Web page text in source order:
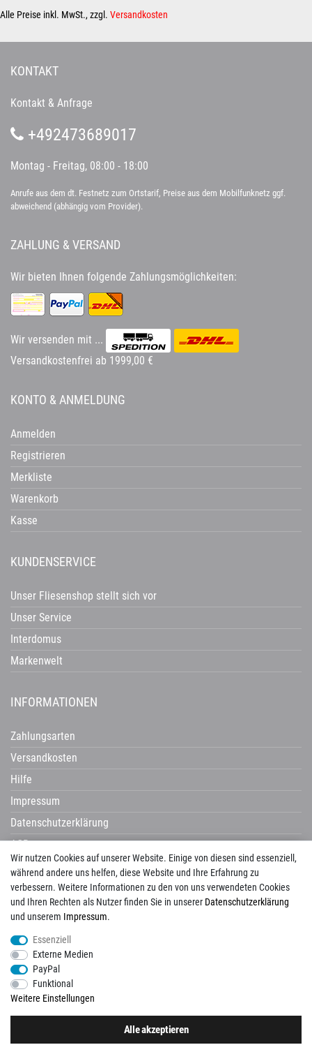
Alle Preise inkl. MwSt., zzgl. Versandkosten
Wir nutzen Cookies auf unserer Website. Einige von diesen sind essenziell,
während andere uns helfen, diese Website und Ihre Erfahrung zu
verbessern. Weitere Informationen zu den von uns verwendeten Cookies
und Ihren Rechten als Nutzer finden Sie in unserer Daten­schutz­erklärung
und unserem Impressum.
Essenziell
Externe Medien
PayPal
Funktional
Weitere Einstellungen
Alle akzeptieren
KONTAKT
Kontakt & Anfrage
+492473689017
Montag - Freitag, 08:00 - 18:00
Anrufe aus dem dt. Festnetz zum Ortstarif, Preise aus dem Mobilfunknetz ggf.
abweichend (abhängig vom Provider).
ZAHLUNG & VERSAND
Wir bieten Ihnen folgende Zahlungsmöglichkeiten:
Wir versenden mit ...
Versandkostenfrei ab 1999,00 €
KONTO & ANMELDUNG
Anmelden
Registrieren
Merkliste
Warenkorb
Kasse
KUNDENSERVICE
Unser Fliesenshop stellt sich vor
Unser Service
Interdomus
Markenwelt
INFORMATIONEN
Zahlungsarten
Versandkosten
Hilfe
Impressum
Datenschutzerklärung
AGB
Widerrufsrecht
Avenarius
Corpotherma
Del Conca
ermes aurelia
HSK
Imso KIS
Pecasa
Placke progetto baucer